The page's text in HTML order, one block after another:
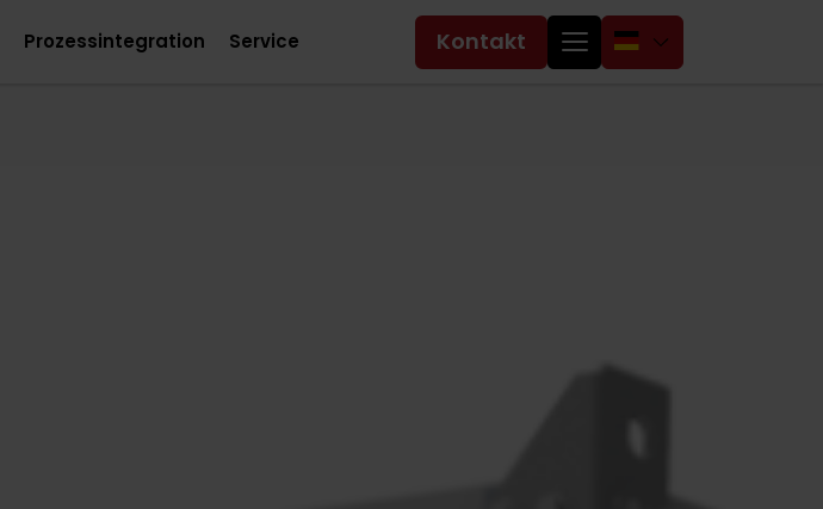
Prozessintegration Service Kontakt